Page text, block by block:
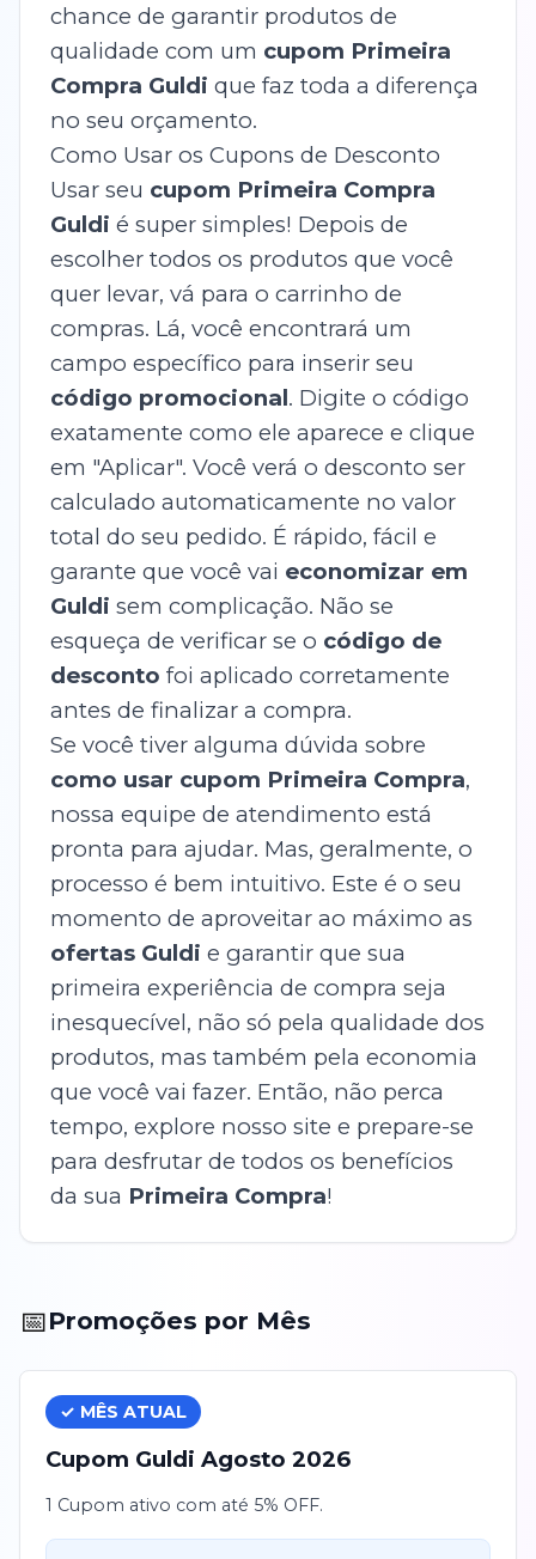
chance de garantir produtos de
qualidade com um cupom Primeira
Compra Guldi que faz toda a diferença
no seu orçamento.
Como Usar os Cupons de Desconto
Usar seu cupom Primeira Compra
Guldi é super simples! Depois de
escolher todos os produtos que você
quer levar, vá para o carrinho de
compras. Lá, você encontrará um
campo específico para inserir seu
código promocional. Digite o código
exatamente como ele aparece e clique
em "Aplicar". Você verá o desconto ser
calculado automaticamente no valor
total do seu pedido. É rápido, fácil e
garante que você vai economizar em
Guldi sem complicação. Não se
esqueça de verificar se o código de
desconto foi aplicado corretamente
antes de finalizar a compra.
Se você tiver alguma dúvida sobre
como usar cupom Primeira Compra,
nossa equipe de atendimento está
pronta para ajudar. Mas, geralmente, o
processo é bem intuitivo. Este é o seu
momento de aproveitar ao máximo as
ofertas Guldi e garantir que sua
primeira experiência de compra seja
inesquecível, não só pela qualidade dos
produtos, mas também pela economia
que você vai fazer. Então, não perca
tempo, explore nosso site e prepare-se
para desfrutar de todos os benefícios
da sua Primeira Compra!
📅Promoções por Mês
✓ MÊS ATUAL
Cupom Guldi Agosto 2026
1 Cupom ativo com até 5% OFF.